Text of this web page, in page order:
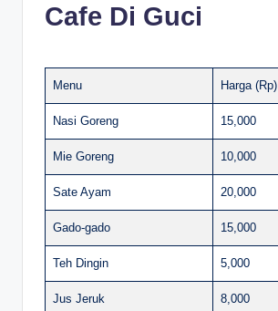
Cafe Di Guci
Menu Harga (Rp)
Nasi Goreng 15,000
Mie Goreng 10,000
Sate Ayam 20,000
Gado-gado 15,000
Teh Dingin 5,000
Jus Jeruk 8,000